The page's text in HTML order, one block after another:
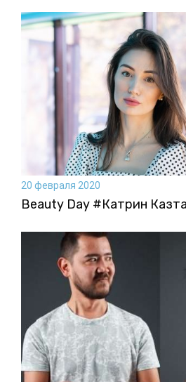
20 февраля 2020
Beauty Day #Катрин